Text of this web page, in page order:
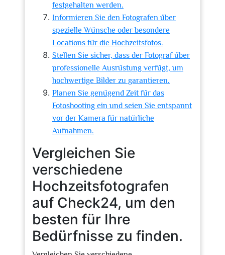
festgehalten werden.
Informieren Sie den Fotografen über
spezielle Wünsche oder besondere
Locations für die Hochzeitsfotos.
Stellen Sie sicher, dass der Fotograf über
professionelle Ausrüstung verfügt, um
hochwertige Bilder zu garantieren.
Planen Sie genügend Zeit für das
Fotoshooting ein und seien Sie entspannt
vor der Kamera für natürliche
Aufnahmen.
Vergleichen Sie
verschiedene
Hochzeitsfotografen
auf Check24, um den
besten für Ihre
Bedürfnisse zu finden.